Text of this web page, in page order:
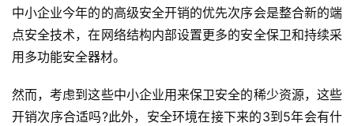
中小企业今年的的高级安全开销的优先次序会是整合新的端
点安全技术，在网络结构内部设置更多的安全保卫和持续采
用多功能安全器材。
然而，考虑到这些中小企业用来保卫安全的稀少资源，这些
开销次序合适吗?此外，安全环境在接下来的3到5年会有什